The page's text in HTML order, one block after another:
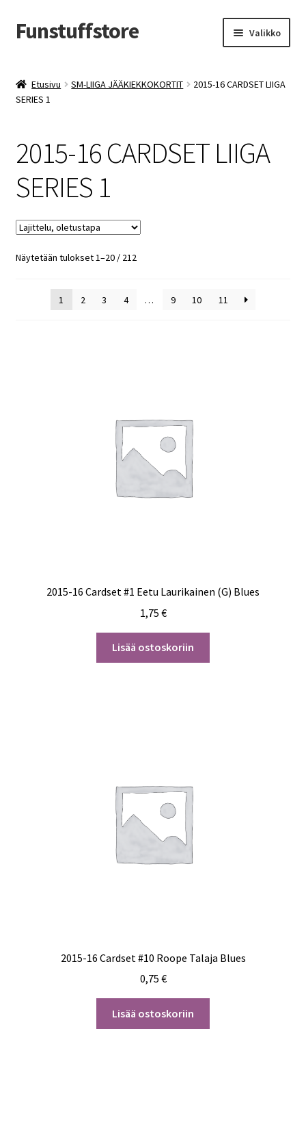
Siirry
navigointiin
Siirry
sisältöön
Funstuffstore Valikko
Etusivu SM-LIIGA JÄÄKIEKKOKORTIT
2015-16 CARDSET LIIGA
SERIES 1
2015-16 CARDSET LIIGA
SERIES 1
Näytetään tulokset 1–20 / 212
1 2 3 4 … 9 10 11
2015-16 Cardset #1 Eetu Laurikainen (G) Blues
1,75 €
Lisää ostoskoriin
2015-16 Cardset #10 Roope Talaja Blues
0,75 €
Lisää ostoskoriin